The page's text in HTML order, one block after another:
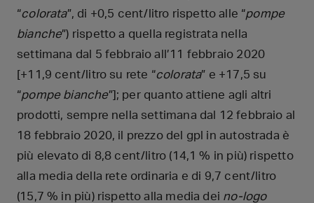
“colorata”, di +0,5 cent/litro rispetto alle “pompe
bianche”) rispetto a quella registrata nella
settimana dal 5 febbraio all’11 febbraio 2020
[+11,9 cent/litro su rete “colorata” e +17,5 su
“pompe bianche”]; per quanto attiene agli altri
prodotti, sempre nella settimana dal 12 febbraio al
18 febbraio 2020, il prezzo del gpl in autostrada è
più elevato di 8,8 cent/litro (14,1 % in più) rispetto
alla media della rete ordinaria e di 9,7 cent/litro
(15,7 % in più) rispetto alla media dei no-logo